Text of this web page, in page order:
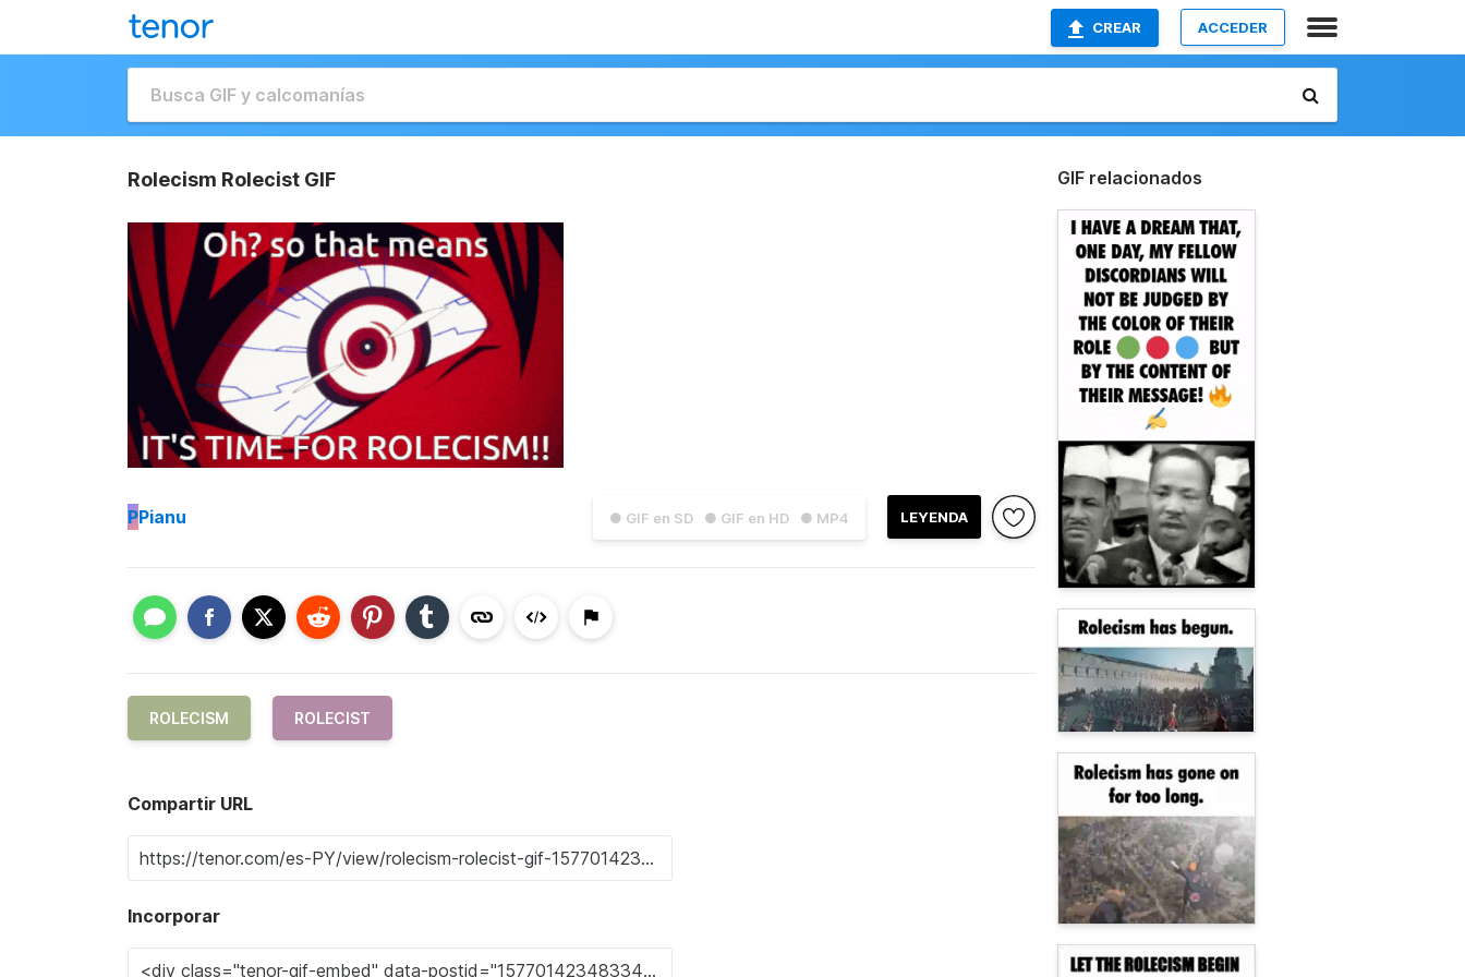
CREAR ACCEDER
Rolecism Rolecist GIF
● GIF en SD ● GIF en HD ● MP4 LEYENDA
PPianu
ROLECISM ROLECIST
Compartir URL
Incorporar
GIF relacionados